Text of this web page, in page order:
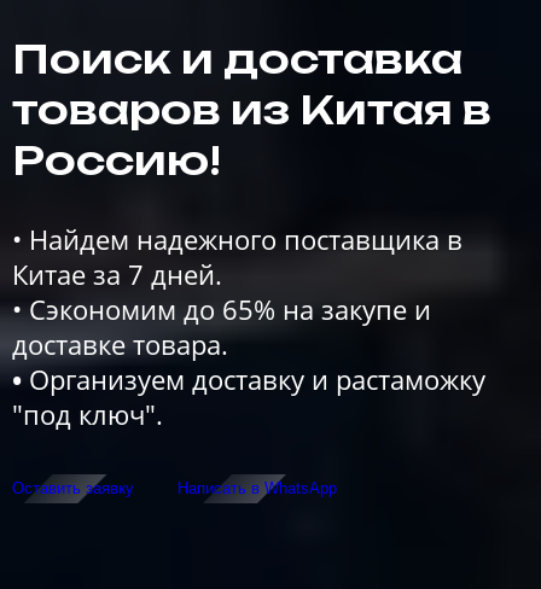
Поиск и доставка
товаров из Китая в
Россию!
• Найдем надежного поставщика в
Китае за 7 дней.
• Сэкономим до 65% на закупе и
доставке товара.
•Организуем доставку и растаможку
"под ключ".
Оставить заявку Написать в WhatsApp